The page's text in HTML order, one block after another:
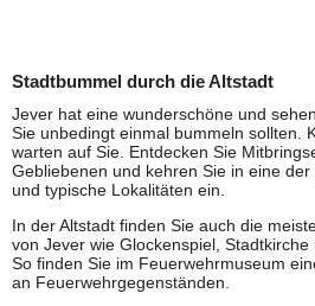
Stadtbummel durch die Altstadt
Jever hat eine wunderschöne und
Sie unbedingt einmal bummeln sollten.
warten auf Sie. Entdecken Sie
Gebliebenen und kehren Sie in eine
und typische Lokalitäten ein.
In der Altstadt finden Sie auch die
von Jever wie Glockenspiel,
So finden Sie im Feuerwehrmuseum
an Feuerwehrgegenständen.